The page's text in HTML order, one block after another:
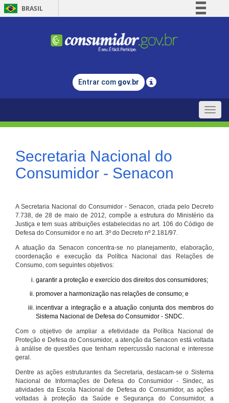
BRASIL
Comunica BR
Legislação
Entrar com gov.br
Toggle
Secretaria Nacional do
Consumidor - Senacon
A Secretaria Nacional do Consumidor - Senacon, criada pelo Decreto
7.738, de 28 de maio de 2012, compõe a estrutura do Ministério da
Justiça e tem suas atribuições estabelecidas no art. 106 do Código de
Defesa do Consumidor e no art. 3º do Decreto nº 2.181/97.
A atuação da Senacon concentra-se no planejamento, elaboração,
coordenação e execução da Política Nacional das Relações de
Consumo, com seguintes objetivos:
garantir a proteção e exercício dos direitos dos consumidores;
promover a harmonização nas relações de consumo; e
incentivar a integração e a atuação conjunta dos membros do
Sistema Nacional de Defesa do Consumidor - SNDC.
Com o objetivo de ampliar a efetividade da Política Nacional de
Proteção e Defesa do Consumidor, a atenção da Senacon está voltada
à análise de questões que tenham repercussão nacional e interesse
geral.
Dentre as ações estruturantes da Secretaria, destacam-se o Sistema
Nacional de Informações de Defesa do Consumidor - Sindec, as
atividades da Escola Nacional de Defesa do Consumidor, as ações
voltadas à proteção da Saúde e Segurança do Consumidor, a